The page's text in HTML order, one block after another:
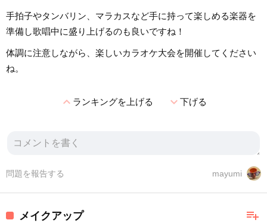
手拍子やタンバリン、マラカスなど手に持って楽しめる楽器を
準備し歌唱中に盛り上げるのも良いですね！
体調に注意しながら、楽しいカラオケ大会を開催してください
ね。
expand_lessランキングを上げる expand_more下げる
mayumi
問題を報告する
playlist_add
メイクアップ